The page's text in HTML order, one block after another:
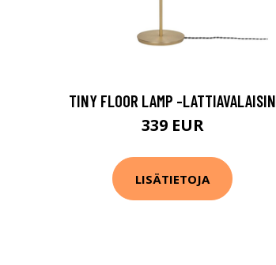
TINY FLOOR LAMP -LATTIAVALAISIN
339 EUR
LISÄTIETOJA